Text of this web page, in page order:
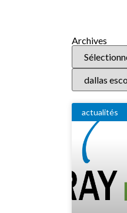
Archives
actualités